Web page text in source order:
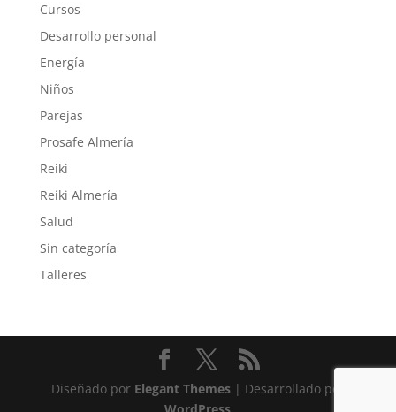
Cursos
Desarrollo personal
Energía
Niños
Parejas
Prosafe Almería
Reiki
Reiki Almería
Salud
Sin categoría
Talleres
Diseñado por Elegant Themes| Desarrollado por